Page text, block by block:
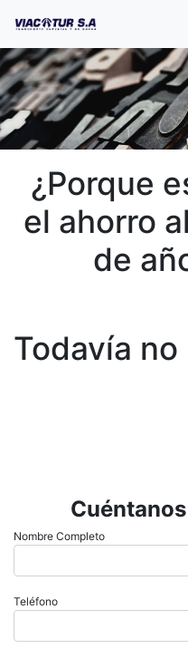
¿Porque
el ahorro
de
Todavía
Nombre Completo
Teléfono